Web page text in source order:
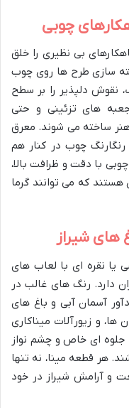
چوبی
بی نظیری را خلق
سازی طرح ها روی چوب
نقوش دلپذیر را بر سطح
های تزئینی و حتی
هنر ساخته می شوند. معرق
چوب در کنار هم
با دقت و ظرافت بالا،
هستند که می توانند گرما
های شیراز
یا نقره ای با لعاب های
دارد. رنگ های غالب در
آسمان آبی و باغ های
و زیورآلات میناکاری
ای خاص و چشم نواز
هر قطعه مینا، نه تنها
و آرامش شیراز در خود